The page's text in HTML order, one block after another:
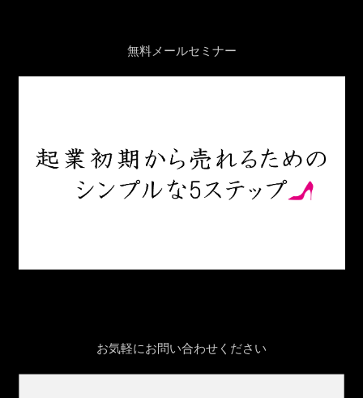
無料メールセミナー
お気軽にお問い合わせください